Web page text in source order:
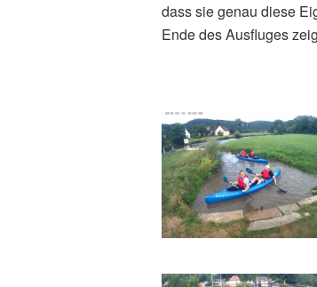
dass sie genau diese
Ende des Ausfluges